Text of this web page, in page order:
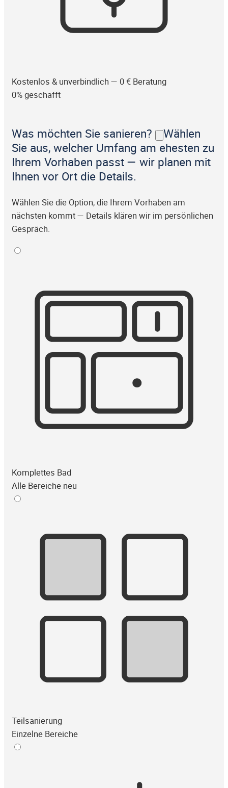
Kostenlos & unverbindlich — 0 € Beratung
0% geschafft
Was möchten Sie sanieren?
Wählen
Sie aus, welcher Umfang am ehesten zu
Ihrem Vorhaben passt — wir planen mit
Ihnen vor Ort die Details.
Wählen Sie die Option, die Ihrem Vorhaben am
nächsten kommt — Details klären wir im persönlichen
Gespräch.
Komplettes Bad
Alle Bereiche neu
Teilsanierung
Einzelne Bereiche